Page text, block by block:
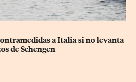
a Italia si no levanta
de Schengen